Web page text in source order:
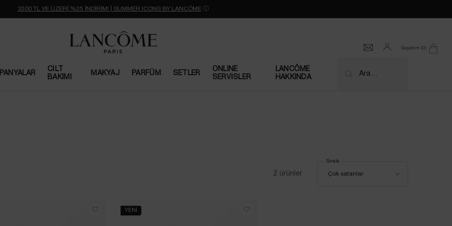
3500 TL VE ÜZERİ %25 İNDİRİM! | SUMMER ICONS BY LANCÔME ⓘ
Sepetim 0
0 product in cart
CILT
BAKIMI
MAKYAJ PARFÜM SETLER
ONLINE
SERVİSLER
LANCÔME
HAKKINDA
Ara…
2 ürünler
Çok satanlar
Sırala
YENİ